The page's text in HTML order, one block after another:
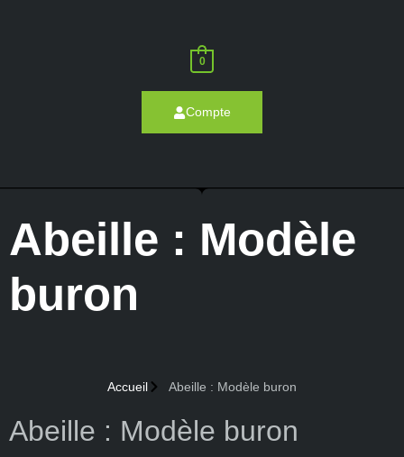
0
Compte
Abeille : Modèle
buron
Accueil Abeille : Modèle buron
Abeille : Modèle buron